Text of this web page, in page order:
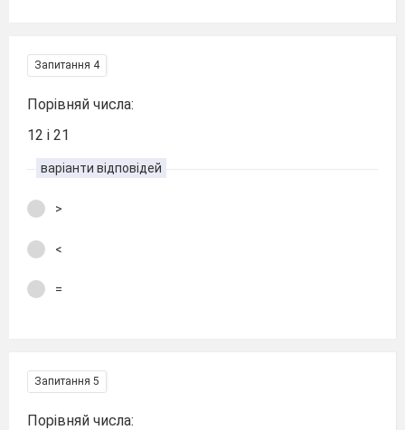
Запитання 4
Порівняй числа:
12 і 21
варіанти відповідей
>
<
=
Запитання 5
Порівняй числа: